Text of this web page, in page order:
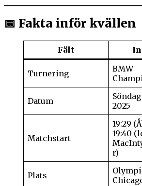
📅 Fakta inför kvällen
Fält
Turnering
BMW
Datum
2025
Matchstart
19:29
19:40
r)
Plats